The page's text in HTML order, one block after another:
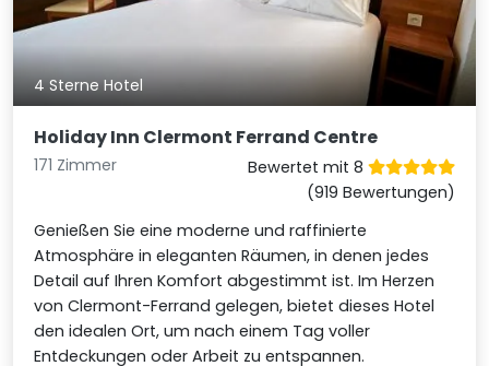
4 Sterne Hotel
Holiday Inn Clermont Ferrand Centre
171 Zimmer
Bewertet mit 8
(919 Bewertungen)
Genießen Sie eine moderne und raffinierte
Atmosphäre in eleganten Räumen, in denen jedes
Detail auf Ihren Komfort abgestimmt ist. Im Herzen
von Clermont-Ferrand gelegen, bietet dieses Hotel
den idealen Ort, um nach einem Tag voller
Entdeckungen oder Arbeit zu entspannen.